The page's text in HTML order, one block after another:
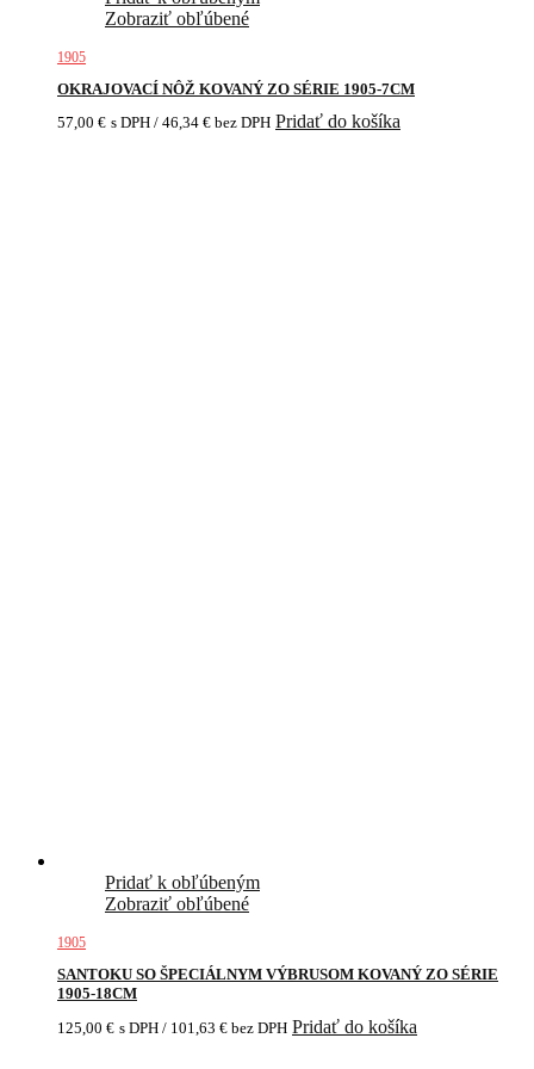
Zobraziť obľúbené
1905
OKRAJOVACÍ NÔŽ KOVANÝ ZO SÉRIE 1905-7CM
57,00 € s DPH / 46,34 € bez DPH Pridať do košíka
Pridať k obľúbeným
Zobraziť obľúbené
1905
SANTOKU SO ŠPECIÁLNYM VÝBRUSOM KOVANÝ ZO SÉRIE
1905-18CM
125,00 € s DPH / 101,63 € bez DPH Pridať do košíka